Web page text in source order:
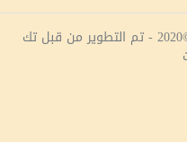
جميع الحقوق محفوظة لصالح هوية©2020 - تم التطوير من قبل تك